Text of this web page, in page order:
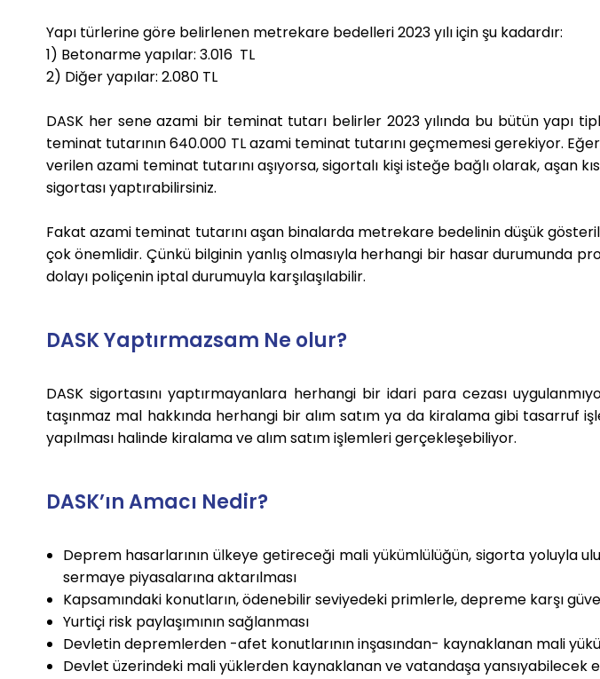
Yapı türlerine göre belirlenen metrekare bedelleri 2023 yılı için şu kadardır:
1) Betonarme yapılar: 3.016 TL
2) Diğer yapılar: 2.080 TL
DASK her sene azami bir teminat tutarı belirler 2023 yılında bu bütün yapı
teminat tutarının 640.000 TL azami teminat tutarını geçmemesi gerekiyor.
verilen azami teminat tutarını aşıyorsa, sigortalı kişi isteğe bağlı olarak, aşan
sigortası yaptırabilirsiniz.
Fakat azami teminat tutarını aşan binalarda metrekare bedelinin düşük
çok önemlidir. Çünkü bilginin yanlış olmasıyla herhangi bir hasar durumunda
dolayı poliçenin iptal durumuyla karşılaşılabilir.
DASK Yaptırmazsam Ne olur?
DASK sigortasını yaptırmayanlara herhangi bir idari para cezası
taşınmaz mal hakkında herhangi bir alım satım ya da kiralama gibi tasarruf
yapılması halinde kiralama ve alım satım işlemleri gerçekleşebiliyor.
DASK’ın Amacı Nedir?
Deprem hasarlarının ülkeye getireceği mali yükümlülüğün, sigorta yoluyla
sermaye piyasalarına aktarılması
Kapsamındaki konutların, ödenebilir seviyedeki primlerle, depreme karşı
Yurtiçi risk paylaşımının sağlanması
Devletin depremlerden -afet konutlarının inşasından- kaynaklanan mali
Devlet üzerindeki mali yüklerden kaynaklanan ve vatandaşa yansıyabilecek